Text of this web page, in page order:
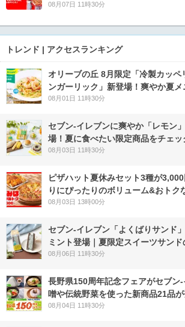
08月07日 11時30分
トレンド | アクセスランキング
オリーブの丘 8月限定「冷製カッペ
ンガーリック」新登場！爽やか夏
08月01日 11時30分
セブン‐イレブンに爽やか「レモン
場！夏に食べたい限定商品をチェッ
08月03日 11時30分
ピザハット夏休みセット3種が
りにぴったりのボリューム&おトク
08月03日 13時00分
セブン‐イレブン「よくばりサンド
ミント登場｜夏限定スイーツサン
08月06日 11時30分
長野県150周年記念フェアがセブ
噌や伝統野菜を使った新商品21品
08月04日 11時30分